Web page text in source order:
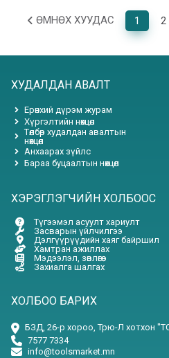
ӨМНӨХ ХУУДАС 1 2
ХУДАЛДАН АВАЛТ
Ерөнхий дүрэм журам
Хүргэлтийн нөхцөл
Төлбөр худалдан авалтын
нөхцөл
Анхаарах зүйлс
Бараа буцаалтын нөхцөл
ХЭРЭГЛЭГЧИЙН ХОЛБООС
Түгээмэл асуулт хариулт
Засварын үйлчилгээ
Дэлгүүрүүдийн хаяг байршил
Хамтран ажиллах
Мэдээлэл, зөвлөгөө
Захиалга шалгах
ХОЛБОО БАРИХ
БЗД, 26-р хороо, Трю-Л хотхон
7577 7334
info@toolsmarket.mn